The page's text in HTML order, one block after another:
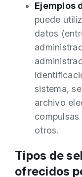
Ejemplos
puede
datos
sistema,
archivo
otros.
Tipos de
ofrecidos